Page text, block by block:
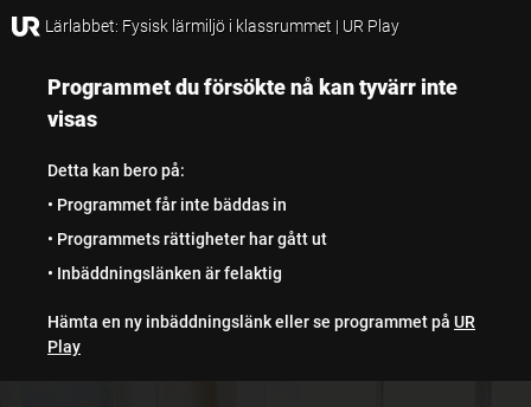
Lärlabbet: Fysisk lärmiljö i klassrummet | UR Play
Programmet du försökte nå kan tyvärr inte
visas
Detta kan bero på:
• Programmet får inte bäddas in
• Programmets rättigheter har gått ut
• Inbäddningslänken är felaktig
Hämta en ny inbäddningslänk eller se programmet på UR
Play